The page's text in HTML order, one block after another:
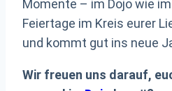
Momente – im Dojo wie
Feiertage im Kreis eurer
und kommt gut ins neue
Wir freuen uns darauf,